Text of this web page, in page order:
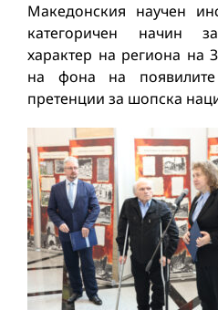
Македонския научен
категоричен начин
характер на региона на
на фона на
претенции за шопска